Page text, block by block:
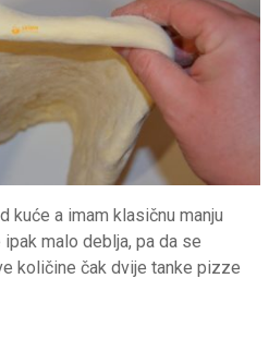
kuće a imam klasičnu manju
malo deblja, pa da se
količine čak dvije tanke pizze